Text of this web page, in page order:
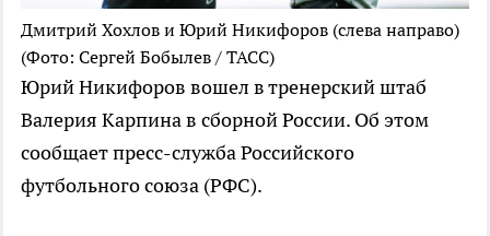
Дмитрий Хохлов и Юрий Никифоров (слева направо)
(Фото: Сергей Бобылев / ТАСС)
Юрий Никифоров вошел в тренерский штаб
Валерия Карпина в сборной России. Об этом
сообщает пресс-служба Российского
футбольного союза (РФС).